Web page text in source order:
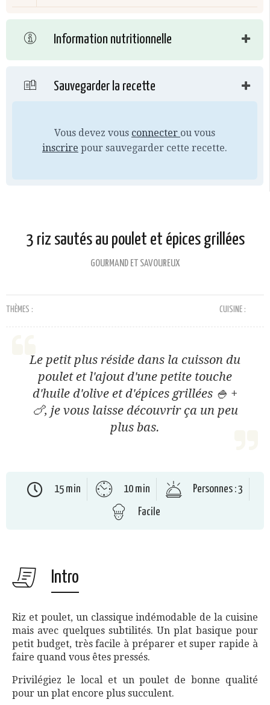
Information nutritionnelle
Sauvegarder la recette
Vous devez vous connecter ou vous
inscrire pour sauvegarder cette recette.
3 riz sautés au poulet et épices grillées
GOURMAND ET SAVOUREUX
THÈMES : CUISINE :
Le petit plus réside dans la cuisson du
poulet et l'ajout d'une petite touche
d'huile d'olive et d'épices grillées 🍚 +
🍗, je vous laisse découvrir ça un peu
plus bas.
15 min 10 min
Personnes : 3
Facile
Intro
Riz et poulet, un classique indémodable de la cuisine
mais avec quelques subtilités. Un plat basique pour
petit budget, très facile à préparer et super rapide à
faire quand vous êtes pressés.
Privilégiez le local et un poulet de bonne qualité
pour un plat encore plus succulent.